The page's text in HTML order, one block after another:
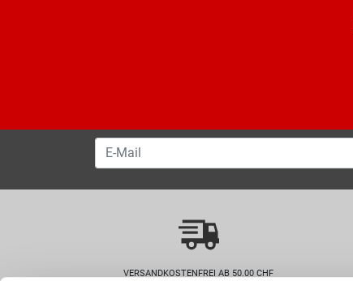
VERSANDKOSTENFREI AB 50.00 CHF